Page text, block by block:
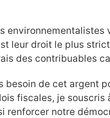
environnementalistes
leur droit le plus
des contribuables
besoin de cet argent
fiscales, je souscris
renforcer notre